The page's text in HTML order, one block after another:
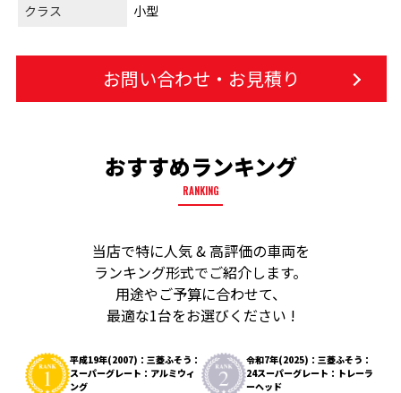
クラス
小型
お問い合わせ・お見積り
おすすめランキング
RANKING
当店で特に人気 & 高評価の車両を
ランキング形式でご紹介します。
用途やご予算に合わせて、
最適な1台をお選びください !
平成19年(2007)：三菱ふそう：
スーパーグレート：アルミウィ
ング
令和7年(2025)：三菱ふそう：
24スーパーグレート：トレーラ
ーヘッド